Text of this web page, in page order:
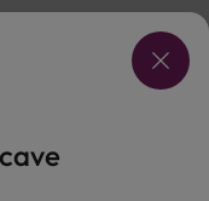
plus de renseignements.
AVEC MODÉRATION.